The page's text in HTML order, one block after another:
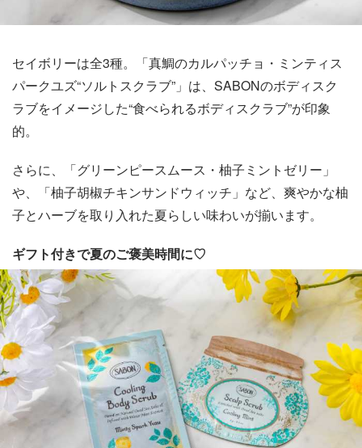
セイボリーは全3種。「真鯛のカルパッチョ・ミンティス
パークユズ“ソルトスクラブ”」は、SABONのボディスク
ラブをイメージした“食べられるボディスクラブ”が印象
的。
さらに、「グリーンピースムース・柚子ミントゼリー」
や、「柚子胡椒チキンサンドウィッチ」など、爽やかな柚
子とハーブを取り入れた夏らしい味わいが揃います。
ギフト付きで夏のご褒美時間に♡